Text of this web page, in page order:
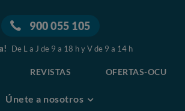
900 055 105
De L a J de 9 a 18 h y V de 9 a 14 h
REVISTAS OFERTAS-OCU
Únete a nosotros